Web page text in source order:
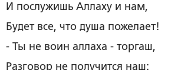
И послужишь Аллаху и нам,
Будет все, что душа пожелает!
- Ты не воин аллаха - торгаш,
Разговор не получится наш: